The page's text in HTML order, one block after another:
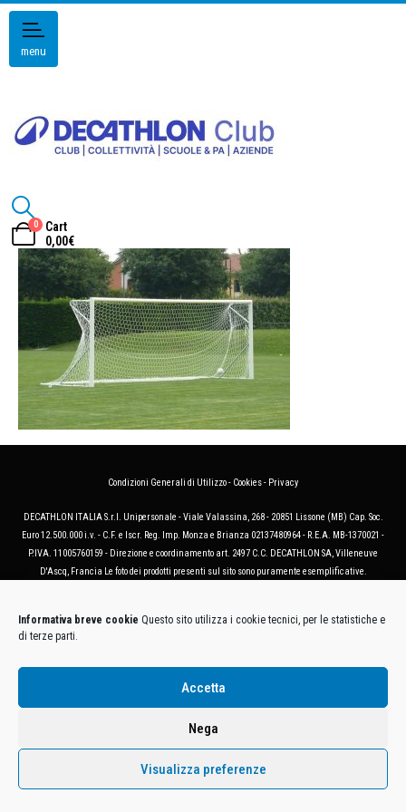
Informativa breve cookie Questo sito utilizza i cookie tecnici, per le statistiche e
di terze parti.
Accetta
Nega
Visualizza preferenze
menu
0
Cart
0,00€
Condizioni Generali di Utilizzo- Cookies- Privacy
DECATHLON ITALIA S.r.l. Unipersonale - Viale Valassina, 268 - 20851 Lissone (MB) Cap. Soc.
Euro 12.500.000 i.v. - C.F. e Iscr. Reg. Imp. Monza e Brianza 02137480964 - R.E.A. MB-1370021 -
P.IVA. 11005760159 - Direzione e coordinamento art. 2497 C.C. DECATHLON SA, Villeneuve
D'Ascq, Francia Le foto dei prodotti presenti sul sito sono puramente esemplificative.